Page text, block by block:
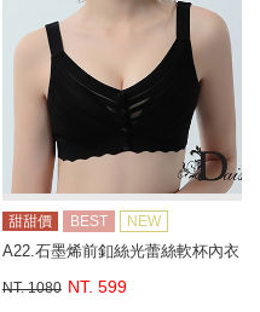
甜甜價 BEST NEW
A22.石墨烯前釦絲光蕾絲軟杯內衣
NT. 1080 NT. 599